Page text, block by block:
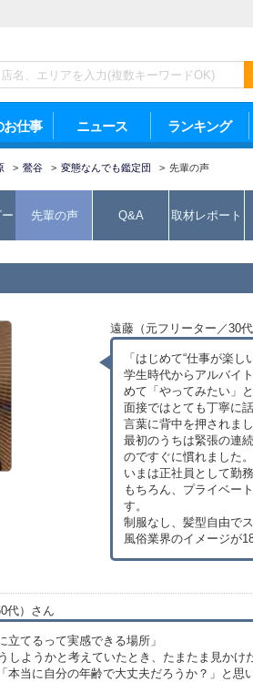
お仕事 ニュース ランキング
> 鶯谷 > 変態なんでも鑑定団 > 先輩の声
先輩の声 Q&A 取材レポート
遠藤（元フリーター／30
「はじめて“仕事が楽し
学生時代からアルバイ
めて「やってみたい」
面接ではとても丁寧に
言葉に背中を押されまし
最初のうちは緊張の連
のですぐに慣れました。
いまは正社員として勤
もちろん、プライベー
す。
制服なし、髪型自由で
風俗業界のイメージが
代）さん
立てるって実感できる場所」
しようかと考えていたとき、たまたま見かけ
本当に自分の年齢で大丈夫だろうか？」と思